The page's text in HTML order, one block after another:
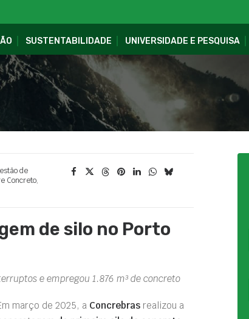
SUSTENTABILIDADE UNIVERSIDADE E PESQUISA
de
Concreto,
de silo no Porto
e empregou 1.876 m³ de concreto
março de 2025, a Concrebras realizou a